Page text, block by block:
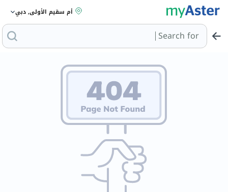
أم سقيم الأولى, دبي
Search for